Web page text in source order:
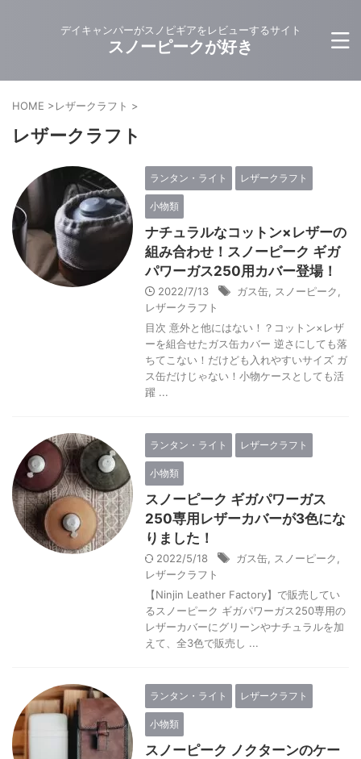
デイキャンパーがスノピギアをレビューするサイト
スノーピークが好き
HOME >レザークラフト >
レザークラフト
ランタン・ライト レザークラフト
小物類
ナチュラルなコットン×レザーの
組み合わせ！スノーピーク ギガ
パワーガス250用カバー登場！
2022/7/13 ガス缶 スノーピーク
レザークラフト
目次 意外と他にはない！？コットン×レザ
ーを組合せたガス缶カバー 逆さにしても落
ちてこない！だけども入れやすいサイズ ガ
ス缶だけじゃない！小物ケースとしても活
躍 ...
ランタン・ライト レザークラフト
小物類
スノーピーク ギガパワーガス
250専用レザーカバーが3色にな
りました！
2022/5/18 ガス缶 スノーピーク
レザークラフト
【Ninjin Leather Factory】で販売してい
るスノーピーク ギガパワーガス250専用の
レザーカバーにグリーンやナチュラルを加
えて、全3色で販売し ...
ランタン・ライト レザークラフト
小物類
スノーピーク ノクターンのケー